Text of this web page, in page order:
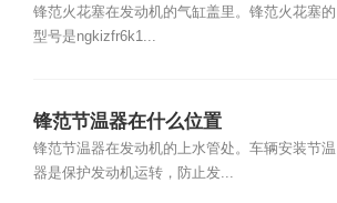
锋范火花塞在发动机的气缸盖里。锋范火花塞的
型号是ngkizfr6k1...
锋范节温器在什么位置
锋范节温器在发动机的上水管处。车辆安装节温
器是保护发动机运转，防止发...